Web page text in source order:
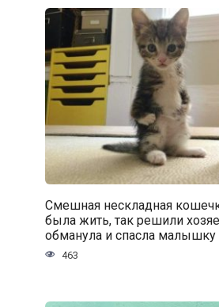
Смешная нескладная
была жить, так решили
обманула и спасла малышку
463